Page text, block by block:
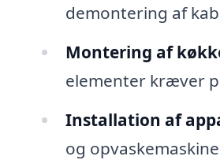
demontering af
Montering af
elementer kræver
Installation af
og